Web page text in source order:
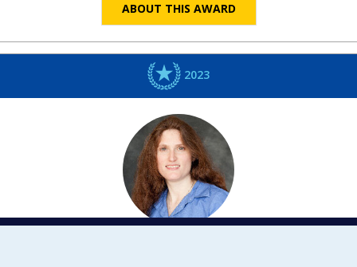
ABOUT THIS AWARD
2023